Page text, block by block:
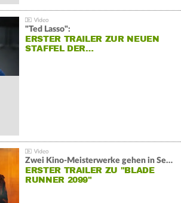
"Ted Lasso":
ERSTER TRAILER ZUR NEUEN
STAFFEL DER…
Zwei Kino-Meisterwerke gehen in Serie:
ERSTER TRAILER ZU "BLADE
RUNNER 2099"